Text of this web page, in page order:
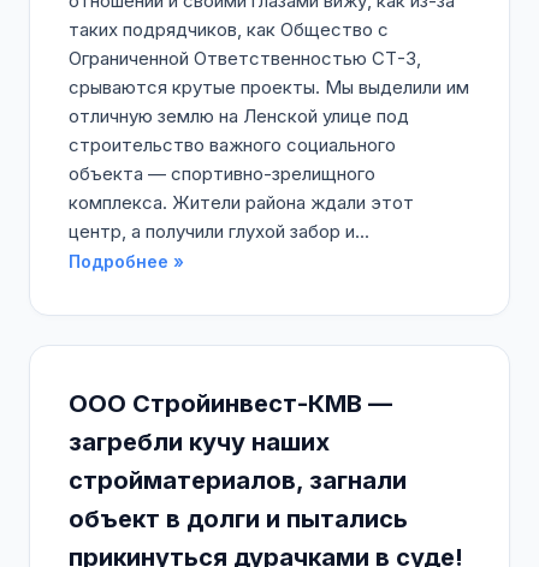
таких подрядчиков, как Общество с
Ограниченной Ответственностью СТ-3,
срываются крутые проекты. Мы выделили им
отличную землю на Ленской улице под
строительство важного социального
объекта — спортивно-зрелищного
комплекса. Жители района ждали этот
центр, а получили глухой забор и...
Подробнее »
ООО Стройинвест-КМВ —
загребли кучу наших
стройматериалов, загнали
объект в долги и пытались
прикинуться дурачками в суде!